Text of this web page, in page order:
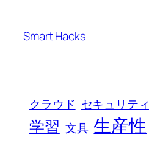
Smart Hacks
クラウド セキュリティ
学習 文具 生産性